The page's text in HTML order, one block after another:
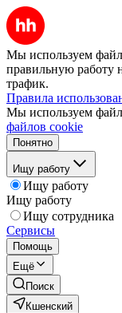
Мы используем
правильную работу
трафик.
Правила
Мы используем
файлов cookie
Понятно
Ищу работу
Ищу работу
Ищу работу
Ищу сотрудника
Сервисы
Помощь
Ещё
Поиск
Кшенский